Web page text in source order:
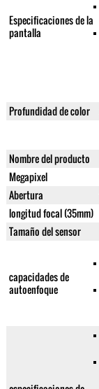
Especificaciones de la
pantalla
Profundidad de color
Nombre del producto
Megapixel
Abertura
longitud focal (35mm)
Tamaño del sensor
capacidades de
autoenfoque